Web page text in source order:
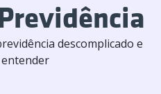
descomplicado e